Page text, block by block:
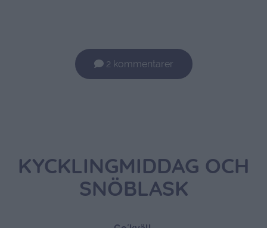
2 kommentarer
KYCKLINGMIDDAG OCH
SNÖBLASK